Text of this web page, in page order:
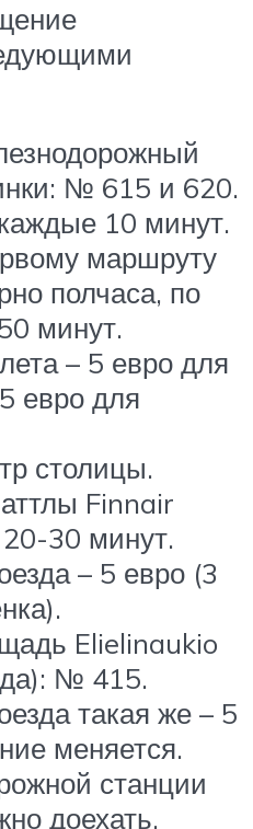
№ 615 и 620.
10 минут.
маршруту
полчаса, по
минут.
– 5 евро для
евро для
столицы.
Finnair
30 минут.
– 5 евро (3
Elielinaukio
№ 415.
такая же – 5
меняется.
станции
доехать,